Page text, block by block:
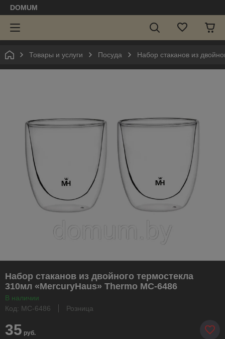
DOMUM
Товары и услуги Посуда Набор стаканов из
Набор стаканов из двойного термостекла
310мл «MercuryHaus» Thermo MC-6486
В наличии
Код: MC-6486
Розница
35 руб.